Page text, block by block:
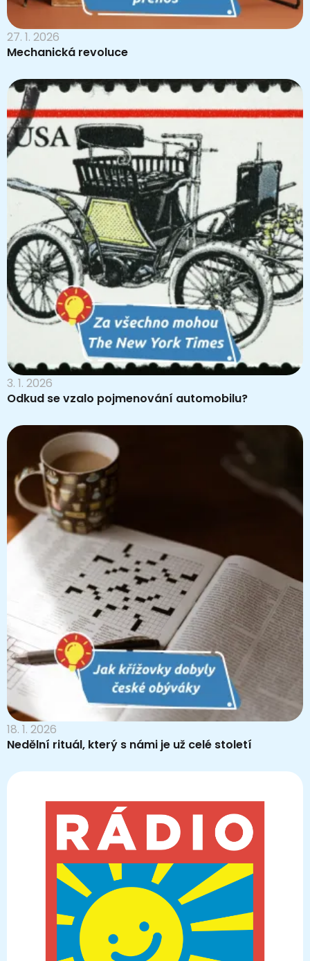
27. 1. 2026
Mechanická revoluce
3. 1. 2026
Odkud se vzalo pojmenování automobilu?
18. 1. 2026
Nedělní rituál, který s námi je už celé století